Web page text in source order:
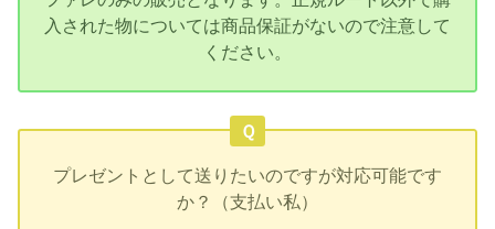
入された物については商品保証がないので注意して
ください。
Ｑ
プレゼントとして送りたいのですが対応可能です
か？（支払い私）